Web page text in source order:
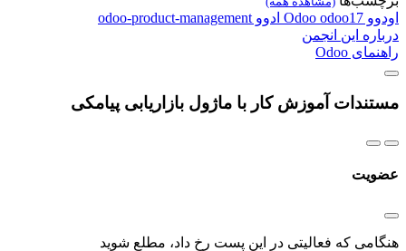
اودوو Odoo odoo17 ادوو odoo-product-management
درباره این انجمن
راهنمای Odoo
مستندات آموزش کار با ماژول بازاریابی پیامکی
عضویت
هنگامی که فعالیتی در این پست رخ داد، مطلع شوید